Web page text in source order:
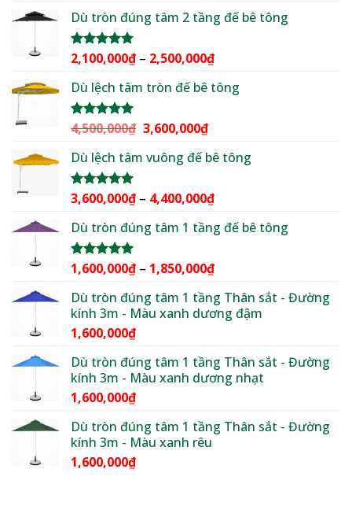
5 sao
là:
tại
1,950,000₫.
Dù tròn đúng tâm 2 tầng đế bê tông
Được xếp
5 sao
2,100,000₫ – 2,500,000₫Khoảng
từ
Dù lệch tâm tròn đế bê tông
Được xếp
5 sao
4,500,000₫ Giá
là:
3,600,000₫Giá
tại
3,600,000₫.
Dù lệch tâm vuông đế bê tông
Được xếp
5 sao
3,600,000₫ – 4,400,000₫Khoảng
từ
đến
Dù tròn đúng tâm 1 tầng đế bê tông
Được xếp
5 sao
1,600,000₫ – 1,850,000₫Khoảng
từ
1,600,000₫
Dù tròn đúng tâm 1 tầng Thân sắt - Đường
kính 3m - Màu xanh dương đậm
1,600,000₫
Dù tròn đúng tâm 1 tầng Thân sắt - Đường
kính 3m - Màu xanh dương nhạt
1,600,000₫
Dù tròn đúng tâm 1 tầng Thân sắt - Đường
kính 3m - Màu xanh rêu
1,600,000₫